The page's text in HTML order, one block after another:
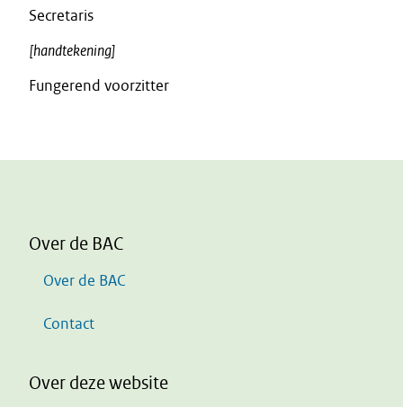
Secretaris
[handtekening]
Fungerend voorzitter
Over de BAC
Over de BAC
Contact
Over deze website